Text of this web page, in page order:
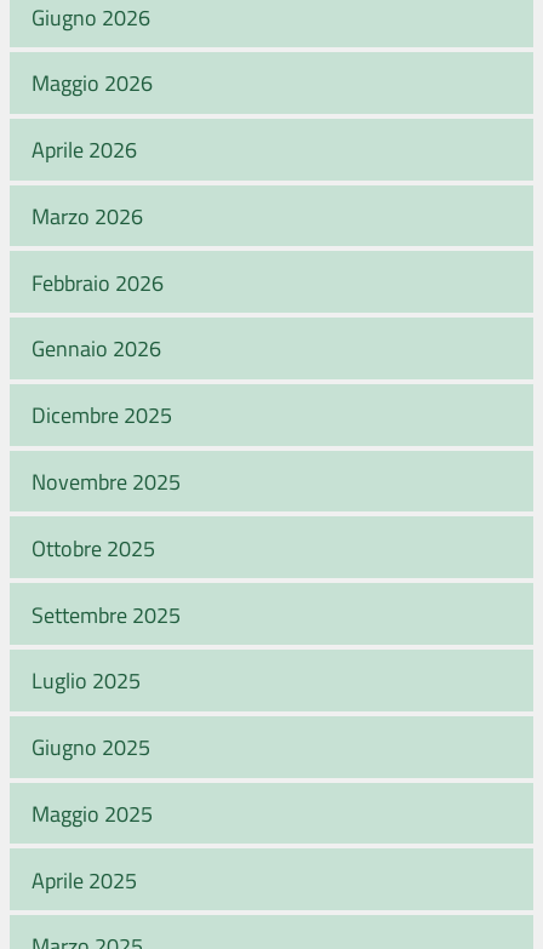
Giugno 2026
Maggio 2026
Aprile 2026
Marzo 2026
Febbraio 2026
Gennaio 2026
Dicembre 2025
Novembre 2025
Ottobre 2025
Settembre 2025
Luglio 2025
Giugno 2025
Maggio 2025
Aprile 2025